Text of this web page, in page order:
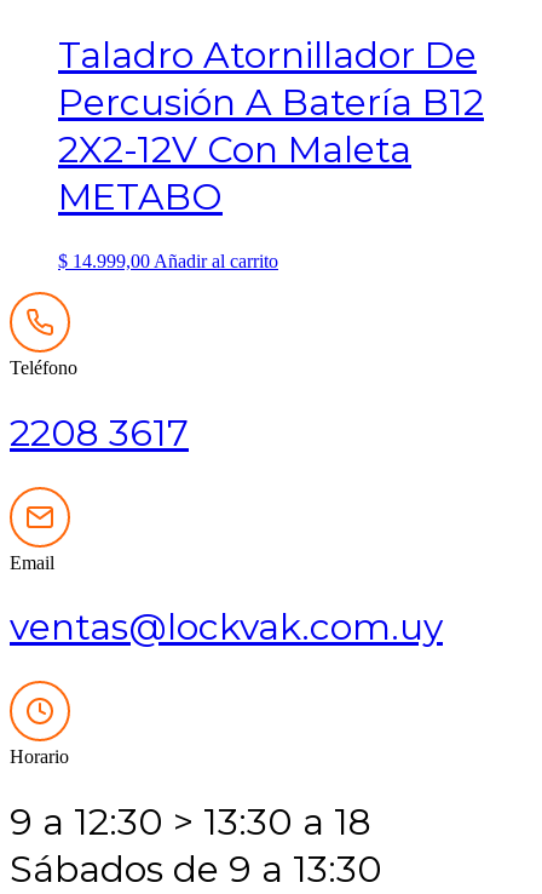
Taladro Atornillador De
Percusión A Batería B12
2X2-12V Con Maleta
METABO
$ 14.999,00 Añadir al carrito
Teléfono
2208 3617
Email
ventas@lockvak.com.uy
Horario
9 a 12:30 > 13:30 a 18
Sábados de 9 a 13:30